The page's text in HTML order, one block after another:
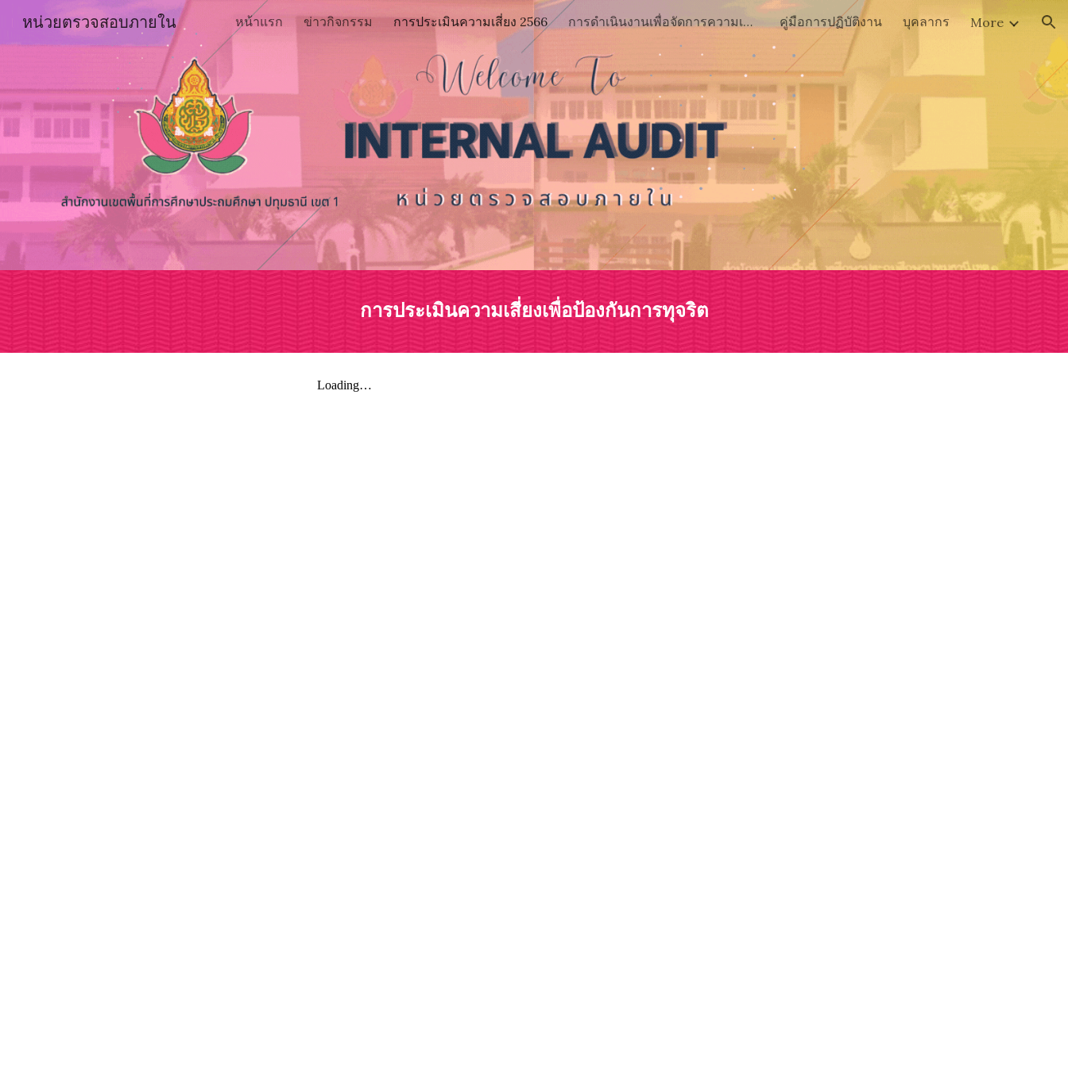
Skip to main content Skip to navigation
หน่วยตรวจสอบภายใน หน้าแรก ข่าวกิจกรรม การประเมินความเสี่ยง 2566 การดำเนินงานเพื่อจัดการความเสี่ยงการทุจริต ปี 2566 คู่มือการปฏิบัติงาน บุคลากร More
การประเมินความเสี่ยงเพื่อป้องกันการทุจริต